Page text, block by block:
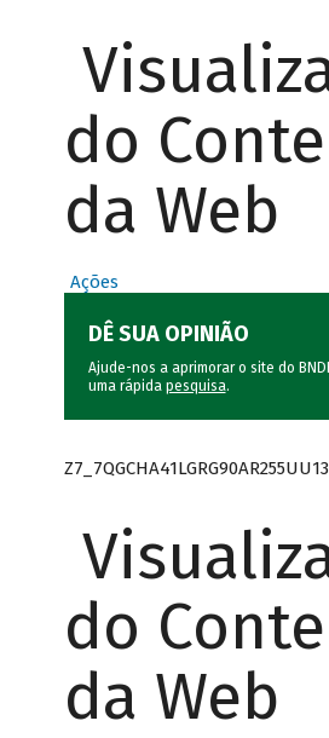
do
da Web
Ações
DÊ SUA OPINIÃO
Ajude-nos a aprimorar o site do
uma rápida pesquisa.
do
da Web